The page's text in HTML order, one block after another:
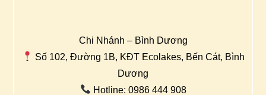
Chi Nhánh – Bình Dương
Số 102, Đường 1B, KĐT Ecolakes, Bến Cát, Bình
Dương
Hotline: 0986 444 908